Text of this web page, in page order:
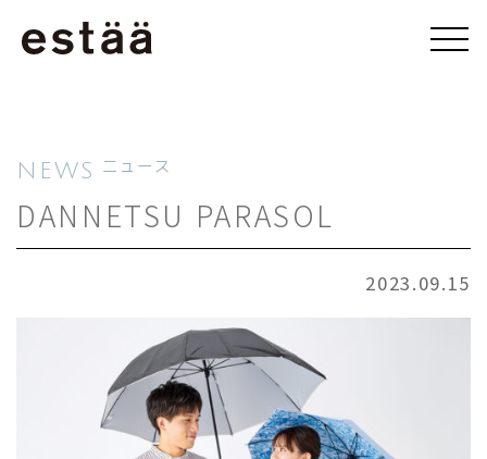
NEWS ニュース
DANNETSU PARASOL
2023.09.15